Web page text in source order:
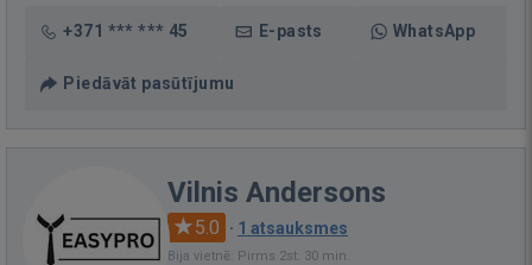
+371 *** *** 45 E-pasts WhatsApp
Piedāvāt pasūtījumu
Vilnis Andersons
5.0 · 1 atsauksmes
Bija vietnē: Pirms 2st. 30 min.